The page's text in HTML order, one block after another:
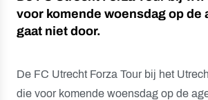
voor komende woensdag op de
gaat niet door.
De FC Utrecht Forza Tour bij het
die voor komende woensdag op de